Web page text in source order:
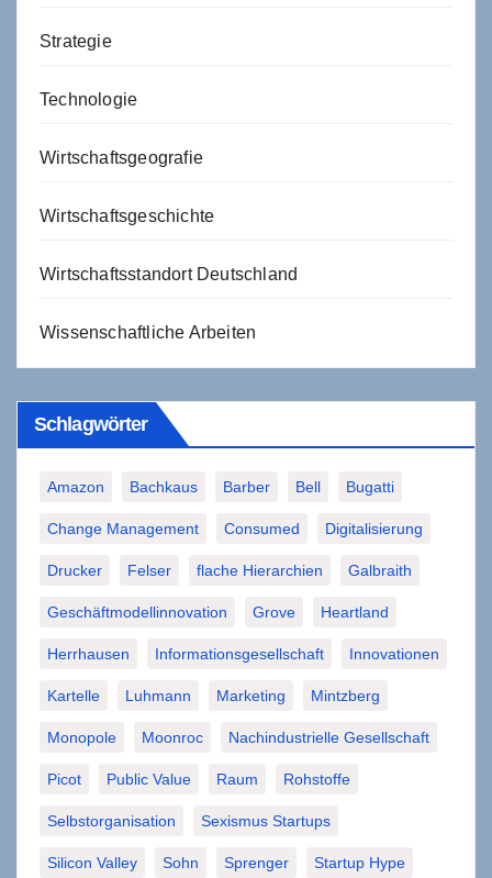
Strategie
Technologie
Wirtschaftsgeografie
Wirtschaftsgeschichte
Wirtschaftsstandort Deutschland
Wissenschaftliche Arbeiten
Schlagwörter
Amazon Bachkaus Barber Bell Bugatti
Change Management Consumed Digitalisierung
Drucker Felser flache Hierarchien Galbraith
Geschäftmodellinnovation Grove Heartland
Herrhausen Informationsgesellschaft Innovationen
Kartelle Luhmann Marketing Mintzberg
Monopole Moonroc Nachindustrielle Gesellschaft
Picot Public Value Raum Rohstoffe
Selbstorganisation Sexismus Startups
Silicon Valley Sohn Sprenger Startup Hype